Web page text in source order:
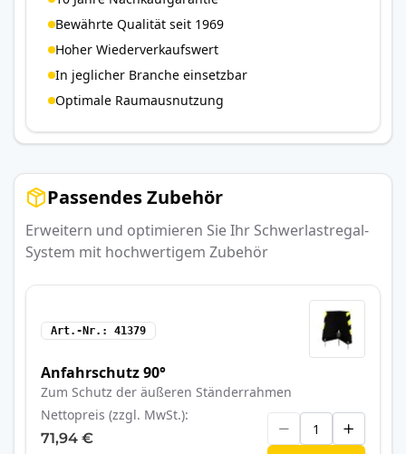
Bewährte Qualität seit 1969
Hoher Wiederverkaufswert
In jeglicher Branche einsetzbar
Optimale Raumausnutzung
Passendes Zubehör
Erweitern und optimieren Sie Ihr Schwerlastregal-
System mit hochwertigem Zubehör
Art.-Nr. 41379
Anfahrschutz 90°
Zum Schutz der äußeren Ständerrahmen
Nettopreis (zzgl. MwSt.)
71,94 €